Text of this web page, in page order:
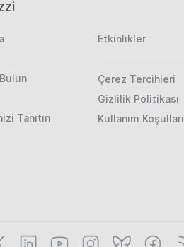
Tanıtın
Etkinlikler
Çerez Tercihleri
Gizlilik Politikası
Kullanım Koşulları